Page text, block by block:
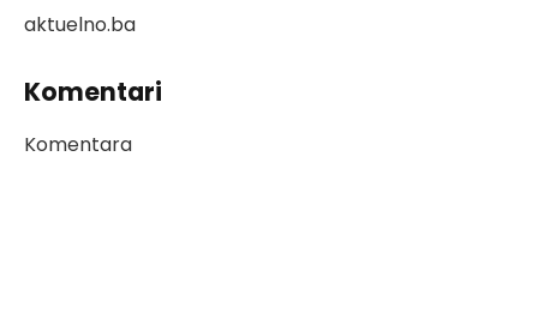
aktuelno.ba
Komentari
Komentara